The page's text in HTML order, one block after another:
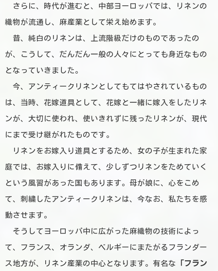
さらに、時代が進むと、 中部ヨーロッパでは、リネンの
織物が流通し、麻産業として栄え始めます。
昔、純白のリネンは、上流階級だけのものであったの
が、こうして、だんだん一般の人々にとっても身近なもの
となっていきました。
今、アンティークリネンとしてもてはやされているもの
は、当時、花嫁道具として、花嫁と一緒に嫁入をしたリネ
ンが、大切に使われ、使いきれずに残ったリネンが、現代
にまで受け継がれたものです。
リネンをお嫁入り道具とするため、女の子が生まれた家
庭では、 お嫁入りに備えて、少しずつリネンをためていく
という風習があった国もあります。 母が娘に、心をこめ
て、刺繍したアンティークリネンは、今なお、私たちを感
動させます。
そうしてヨーロッパ中に広がった麻織物の技術によっ
て、フランス、オランダ、ベルギーにまたがるフランダー
ス地方が、リネン産業の中心となります。有名な 「フラン